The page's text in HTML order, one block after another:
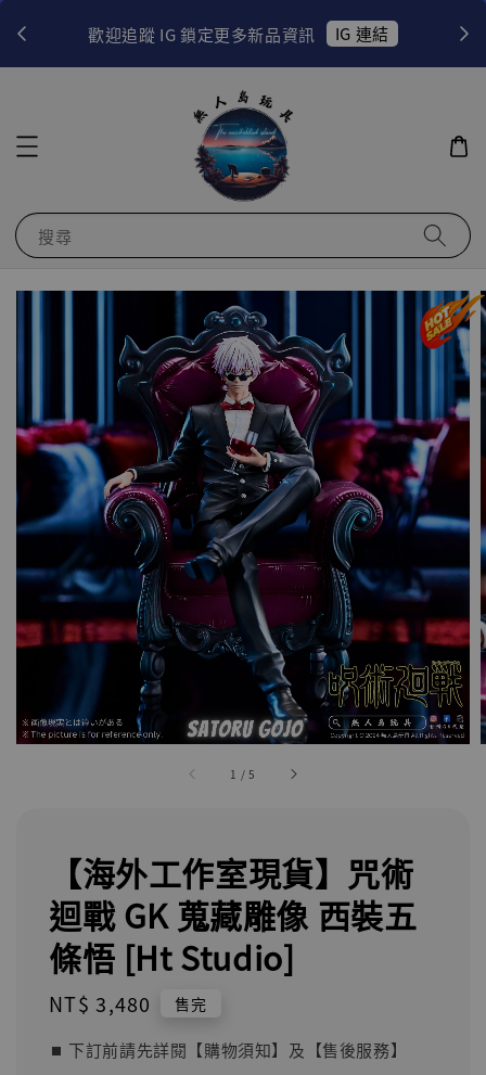
歡迎追蹤 IG 鎖定更多新品資訊 IG 連結
搜尋
1 /5
【海外工作室現貨】咒術
迴戰 GK 蒐藏雕像 西裝五
條悟 [Ht Studio]
Regular
NT$ 3,480 售完
⏹︎ 下訂前請先詳閱【購物須知】及【售後服務】